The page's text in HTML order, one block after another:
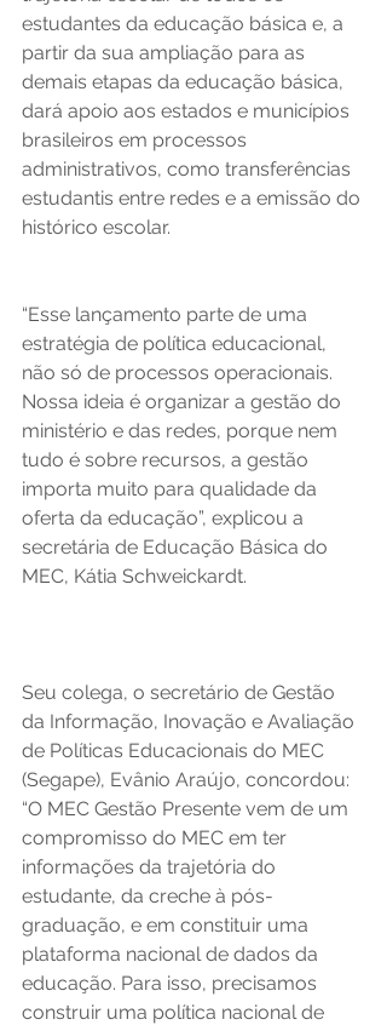
estudantes da educação básica e, a
partir da sua ampliação para as
demais etapas da educação básica,
dará apoio aos estados e municípios
brasileiros em processos
administrativos, como transferências
estudantis entre redes e a emissão do
histórico escolar.
“Esse lançamento parte de uma
estratégia de política educacional,
não só de processos operacionais.
Nossa ideia é organizar a gestão do
ministério e das redes, porque nem
tudo é sobre recursos, a gestão
importa muito para qualidade da
oferta da educação”, explicou a
secretária de Educação Básica do
MEC, Kátia Schweickardt.
Seu colega, o secretário de Gestão
da Informação, Inovação e Avaliação
de Políticas Educacionais do MEC
(Segape), Evânio Araújo, concordou:
“O MEC Gestão Presente vem de um
compromisso do MEC em ter
informações da trajetória do
estudante, da creche à pós-
graduação, e em constituir uma
plataforma nacional de dados da
educação. Para isso, precisamos
construir uma política nacional de